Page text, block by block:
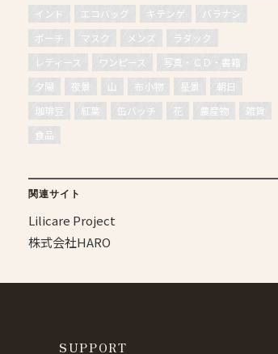
インド
エコバッグ キテンゲ
バラナシ
ポーチ
マスク メンズ
ラダック
レディース
ワンピース
写真・ＣＤ・書籍
夕陽
夜景 山 布小物 星景
朝日
珈琲豆
紅葉 缶バッチ 花 農産物
雑貨
食品
関連サイト
Lilicare Project
株式会社HARO
SUPPORT